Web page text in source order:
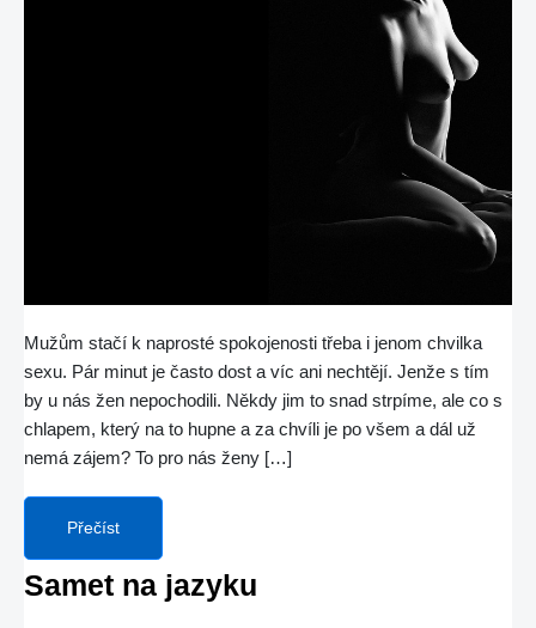
Mužům stačí k naprosté spokojenosti třeba i jenom chvilka
sexu. Pár minut je často dost a víc ani nechtějí. Jenže s tím
by u nás žen nepochodili. Někdy jim to snad strpíme, ale co s
chlapem, který na to hupne a za chvíli je po všem a dál už
nemá zájem? To pro nás ženy […]
Přečíst
Samet na jazyku